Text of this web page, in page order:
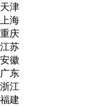
天津
上海
重庆
江苏
安徽
广东
浙江
福建